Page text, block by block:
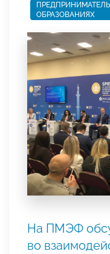
ОБРАЗОВАНИЯХ
На ПМЭФ
во